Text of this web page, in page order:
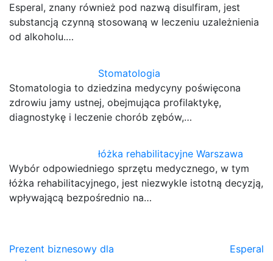
Esperal, znany również pod nazwą disulfiram, jest
substancją czynną stosowaną w leczeniu uzależnienia
od alkoholu.…
Stomatologia
Stomatologia to dziedzina medycyny poświęcona
zdrowiu jamy ustnej, obejmująca profilaktykę,
diagnostykę i leczenie chorób zębów,…
łóżka rehabilitacyjne Warszawa
Wybór odpowiedniego sprzętu medycznego, w tym
łóżka rehabilitacyjnego, jest niezwykle istotną decyzją,
wpływającą bezpośrednio na…
Nawigacja
Prezent biznesowy dla
Esperal